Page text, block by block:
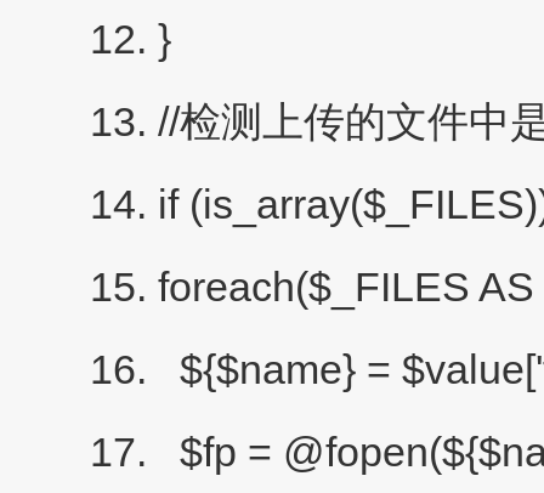
}
//检测上传的文件中
if
foreach($_FILES
${$name} =
$fp =